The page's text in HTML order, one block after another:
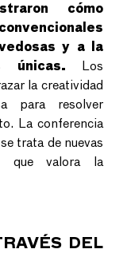
cómo
y a la
únicas. Los
la creatividad
para resolver
La conferencia
trata de nuevas
que valora la
DEL